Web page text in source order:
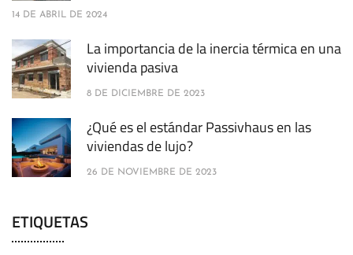
14 DE ABRIL DE 2024
La importancia de la inercia térmica en una
vivienda pasiva
8 DE DICIEMBRE DE 2023
¿Qué es el estándar Passivhaus en las
viviendas de lujo?
26 DE NOVIEMBRE DE 2023
ETIQUETAS